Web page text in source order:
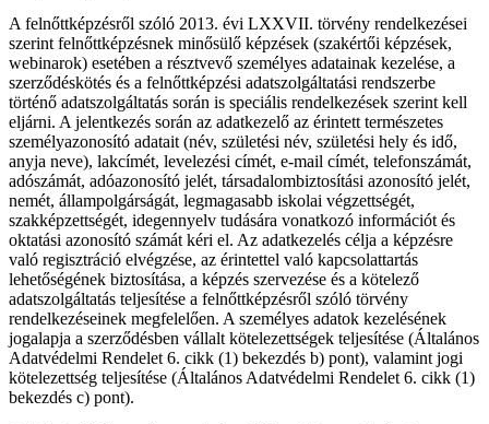
A felnőttképzésről szóló 2013. évi LXXVII. törvény rendelkezései
szerint felnőttképzésnek minősülő képzések (szakértői képzések,
webinarok) esetében a résztvevő személyes adatainak kezelése, a
szerződéskötés és a felnőttképzési adatszolgáltatási rendszerbe
történő adatszolgáltatás során is speciális rendelkezések szerint kell
eljárni. A jelentkezés során az adatkezelő az érintett természetes
személyazonosító adatait (név, születési név, születési hely és idő,
anyja neve), lakcímét, levelezési címét, e-mail címét, telefonszámát,
adószámát, adóazonosító jelét, társadalombiztosítási azonosító jelét,
nemét, állampolgárságát, legmagasabb iskolai végzettségét,
szakképzettségét, idegennyelv tudására vonatkozó információt és
oktatási azonosító számát kéri el. Az adatkezelés célja a képzésre
való regisztráció elvégzése, az érintettel való kapcsolattartás
lehetőségének biztosítása, a képzés szervezése és a kötelező
adatszolgáltatás teljesítése a felnőttképzésről szóló törvény
rendelkezéseinek megfelelően. A személyes adatok kezelésének
jogalapja a szerződésben vállalt kötelezettségek teljesítése (Általános
Adatvédelmi Rendelet 6. cikk (1) bekezdés b) pont), valamint jogi
kötelezettség teljesítése (Általános Adatvédelmi Rendelet 6. cikk (1)
bekezdés c) pont).